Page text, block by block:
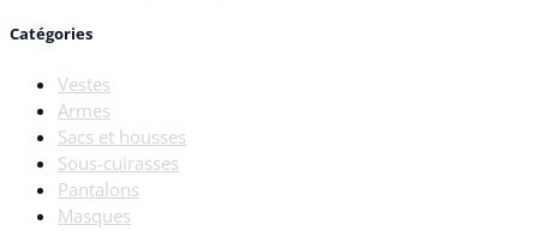
Catégories
Vestes
Armes
Sacs et housses
Sous-cuirasses
Pantalons
Masques